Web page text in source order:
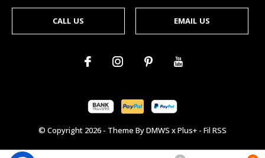
CALL US EMAIL US
© Copyright 2026 - Theme ByDMWS xPlus+ - Fil RSS